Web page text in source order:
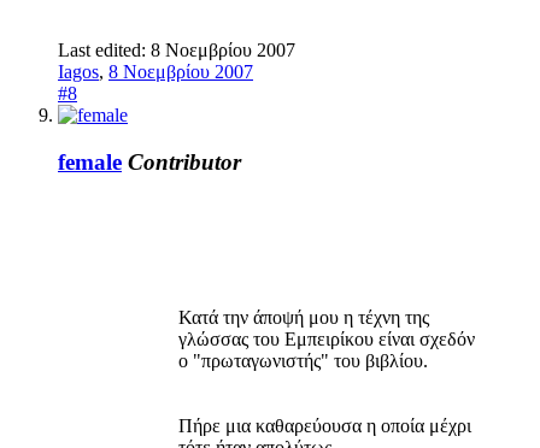
Last edited: 8 Νοεμβρίου 2007
Iagos, 8 Νοεμβρίου 2007
#8
female Contributor
Κατά την άποψή μου η τέχνη της
γλώσσας του Εμπειρίκου είναι σχεδόν
ο "πρωταγωνιστής" του βιβλίου.
Πήρε μια καθαρεύουσα η οποία μέχρι